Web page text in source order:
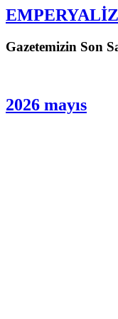
Gazetemizin Son
2026 mayıs